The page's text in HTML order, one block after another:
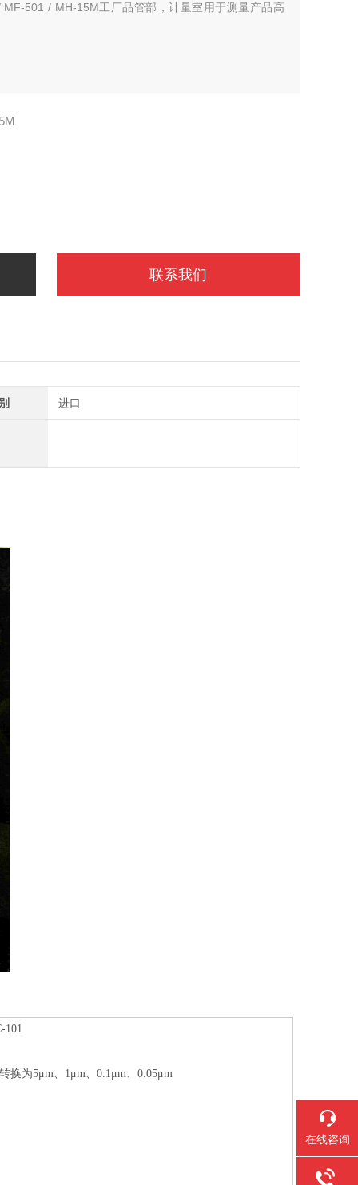
501 / MH-15M工厂品管部，计量室用于测量产品高
联系我们
进口
101
换为5μm、1μm、0.1μm、0.05μm
在线咨询